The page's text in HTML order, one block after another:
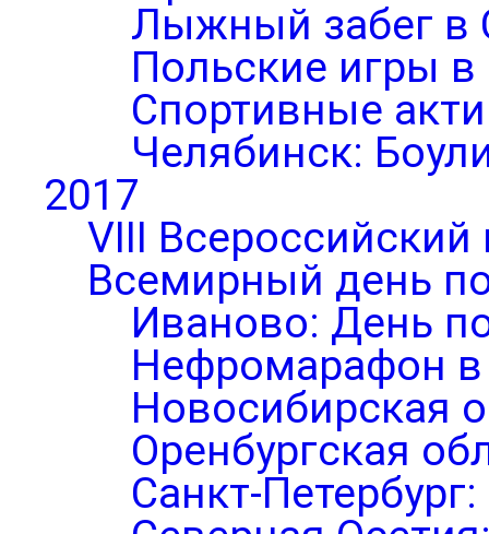
Лыжный забег в
Польские игры в
Спортивные
Челябинск:
2017
VIII Всероссийский
Всемирный день
Иваново: День
Нефромарафон
Новосибирская
Оренбургская
Санкт-